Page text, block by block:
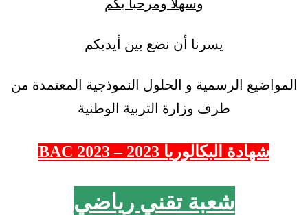
وسهلا ومرحبا بكم
يسرنا أن نضع بين أيديكم
المواضيع الرسمية و الحلول النموذجية المعتمدة من
طرف وزارة التربية الوطنية
شهادة البكالوريا 2023 – 2023 BAC
شعبة تقني رياضي